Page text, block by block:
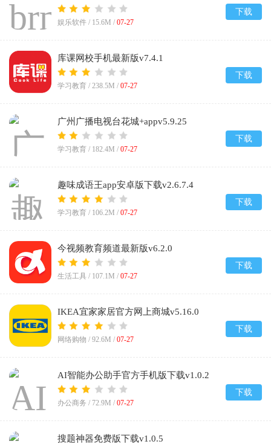
娱乐软件 / 15.6M / 07-27
下载
库课网校手机最新版v7.4.1
学习教育 / 238.5M / 07-27
下载
广州广播电视台花城+appv5.9.25
学习教育 / 182.4M / 07-27
下载
趣味成语王app安卓版下载v2.6.7.4
学习教育 / 106.2M / 07-27
下载
今视频教育频道最新版v6.2.0
生活工具 / 107.1M / 07-27
下载
IKEA宜家家居官方网上商城v5.16.0
网络购物 / 92.6M / 07-27
下载
AI智能办公助手官方手机版下载v1.0.2
办公商务 / 72.9M / 07-27
下载
搜题神器免费版下载v1.0.5